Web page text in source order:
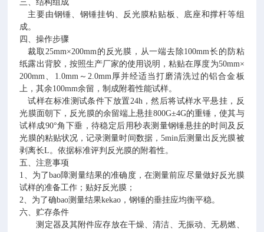
三、结构组成
主要由钢锤、钢锤挂钩、反光膜粘贴板、底座和撑杆等组
成。
四、操作步骤
裁取 25mm×200mm的反光膜，从一端去除100mm长的防粘
纸露出背胶，按照生产厂家的使用说明，粘贴在厚度为50mm×
200mm、1.0mm～2.0mm厚并经适当打磨清洗过的铝合金板
上，其余100mm余留，制成附着性能试样。
试样在标准测试条件下放置24h，然后将试样水平悬挂，反
光膜面朝下，反光膜的余留端上悬挂800G±4G的重锤，使其与
试样成90°角下垂，待稳定后用秒表测量钢锤悬挂的时间及反
光膜的粘贴状况，记录测量时间数据，5min后测量出反光膜被
剥离长L。依据标准评判反光膜的附着性。
五、注意事项
1 、为了bao障测量结果的准确度，在测量前应尽量做好反光膜
试样的准备工作；贴好反光膜；
2、为了确bao测量结果kekao ，钢锤的垂挂应均衡平稳。
六、贮存条件
测定器及其附件应存放在干燥、清洁、无振动、无易燃、